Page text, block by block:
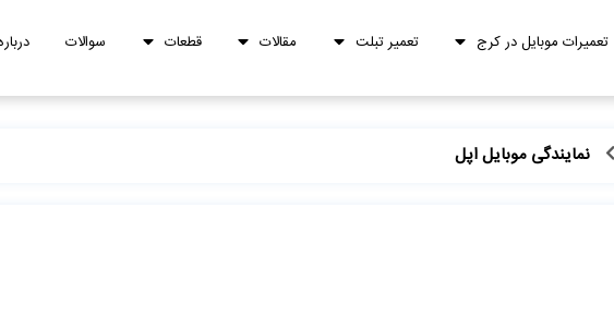
تعمیرات موبایل در کرج تعمیر تبلت مقالات قطعات سوالات
نمایندگی موبایل اپل